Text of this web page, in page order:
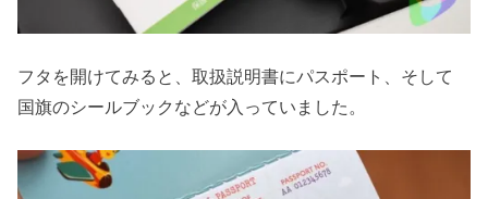
フタを開けてみると、取扱説明書にパスポート、そして
国旗のシールブックなどが入っていました。